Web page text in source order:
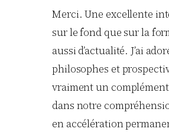
Merci. Une excellente
sur le fond que sur la
aussi d’actualité. J’ai
philosophes et
vraiment un
dans notre
en accélération